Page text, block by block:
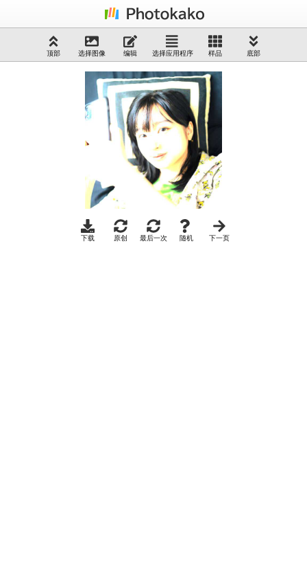
顶部 选择图像 编辑 选择应用程序 样品 底部
下载 原创 最后一次 随机 下一页